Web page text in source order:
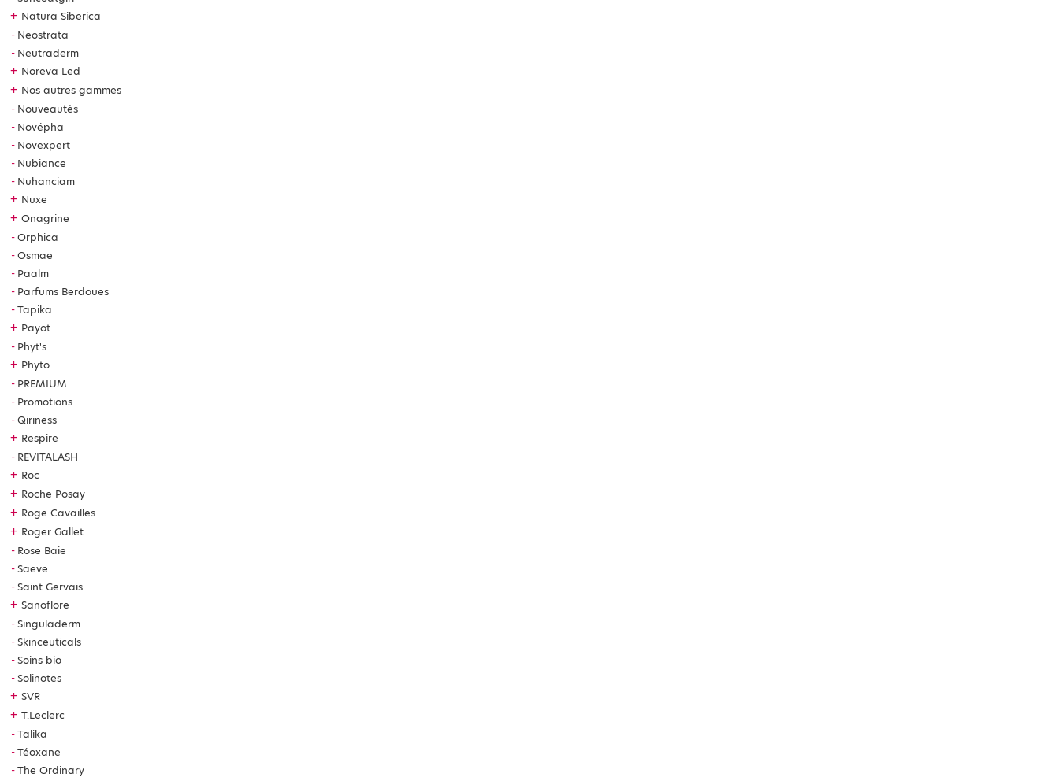
+ Natura Siberica
Neostrata
Neutraderm
+ Noreva Led
+ Nos autres gammes
Nouveautés
Novépha
Novexpert
Nubiance
Nuhanciam
+ Nuxe
+ Onagrine
Orphica
Osmae
Paalm
Parfums Berdoues
Tapika
+ Payot
Phyt's
+ Phyto
PREMIUM
Promotions
Qiriness
+ Respire
REVITALASH
+ Roc
+ Roche Posay
+ Roge Cavailles
+ Roger Gallet
Rose Baie
Saeve
Saint Gervais
+ Sanoflore
Singuladerm
Skinceuticals
Soins bio
Solinotes
+ SVR
+ T.Leclerc
Talika
Téoxane
The Ordinary